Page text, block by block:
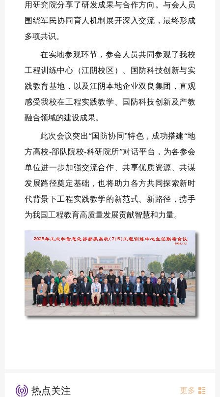
用研究院分享了研发成果与合作方向。与会人员
围绕军民协同育人机制展开深入交流，最终形成
多项共识。
在实地参观环节，参会人员共同参观了我校
工程训练中心（江阴校区）、国防科技创新与实
践教育基地，以及江阴本地企业双良集团，直观
感受我校在工程实践教学、国防科技创新及产教
融合领域的建设成果。
此次会议突出“国防协同”特色，成功搭建“地
方高校-部队院校-科研院所”对话平台，为各参会
单位进一步加强交流合作、共享优质资源、共谋
发展路径奠定基础，也将助力各方共同探索新时
代背景下工程实践教学的新范式、新路径，携手
为我国工程教育高质量发展贡献智慧和力量。
热点关注 更多